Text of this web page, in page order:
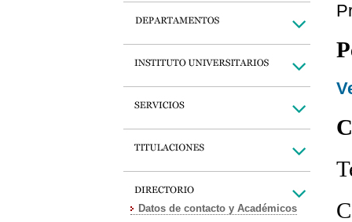
Datos de contacto y Académicos